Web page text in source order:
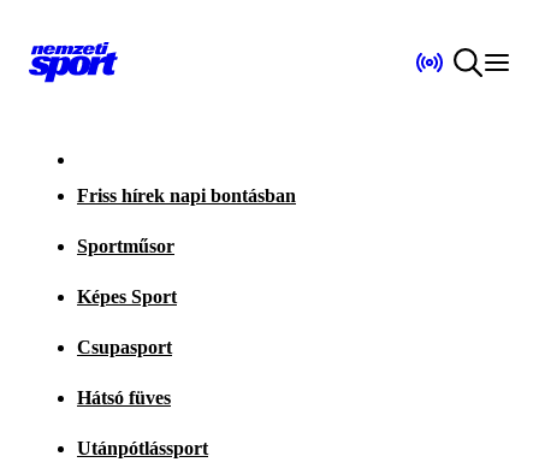
Friss hírek napi bontásban
Sportműsor
Képes Sport
Csupasport
Hátsó füves
Utánpótlássport